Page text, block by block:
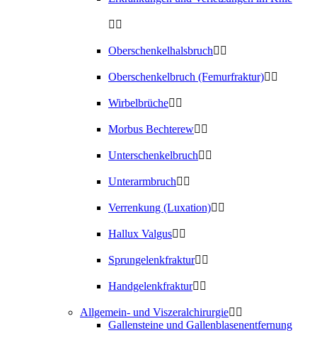
Oberschenkelhalsbruch
Oberschenkelbruch (Femurfraktur)
Wirbelbrüche
Morbus Bechterew
Unterschenkelbruch
Unterarmbruch
Verrenkung (Luxation)
Hallux Valgus
Sprungelenkfraktur
Handgelenkfraktur
Allgemein- und Viszeralchirurgie
Gallensteine und Gallenblasenentfernung